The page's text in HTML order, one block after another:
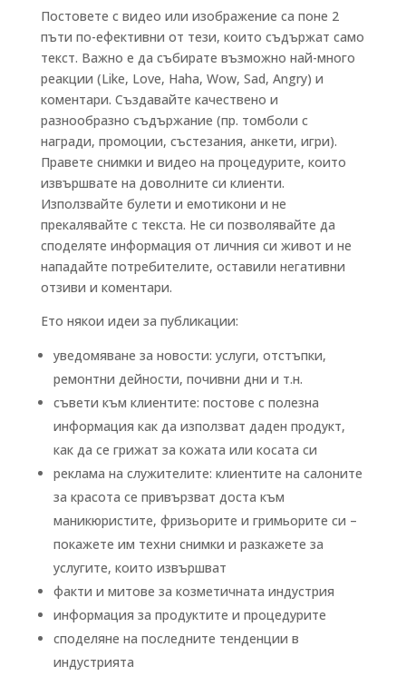
Постовете с видео или изображение са поне 2
пъти по-ефективни от тези, които съдържат само
текст. Важно е да събирате възможно най-много
реакции (Like, Love, Haha, Wow, Sad, Angry) и
коментари. Създавайте качествено и
разнообразно съдържание (пр. томболи с
награди, промоции, състезания, анкети, игри).
Правете снимки и видео на процедурите, които
извършвате на доволните си клиенти.
Използвайте булети и емотикони и не
прекалявайте с текста. Не си позволявайте да
споделяте информация от личния си живот и не
нападайте потребителите, оставили негативни
отзиви и коментари.
Ето някои идеи за публикации:
уведомяване за новости: услуги, отстъпки,
ремонтни дейности, почивни дни и т.н.
съвети към клиентите: постове с полезна
информация как да използват даден продукт,
как да се грижат за кожата или косата си
реклама на служителите: клиентите на салоните
за красота се привързват доста към
маникюристите, фризьорите и гримьорите си –
покажете им техни снимки и разкажете за
услугите, които извършват
факти и митове за козметичната индустрия
информация за продуктите и процедурите
споделяне на последните тенденции в
индустрията